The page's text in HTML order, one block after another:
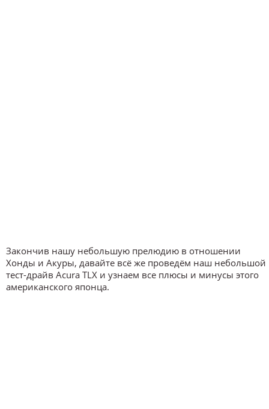
Закончив нашу небольшую прелюдию в отношении
Хонды и Акуры, давайте всё же проведём наш небольшой
тест-драйв Acura TLX и узнаем все плюсы и минусы этого
американского японца.